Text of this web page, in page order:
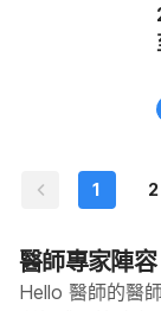
1 2
醫師專家陣容
Hello 醫師的醫